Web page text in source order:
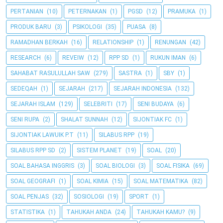
PERTANIAN (10) PETERNAKAN (1) PGSD (12) PRAMUKA (1)
PRODUK BARU (3) PSIKOLOGI (35) PUASA (8)
RAMADHAN BERKAH (16) RELATIONSHIP (1) RENUNGAN (42)
RESEARCH (6) REVEIW (12) RPP SD (1) RUKUN IMAN (6)
SAHABAT RASULULLAH SAW (279) SASTRA (1) SBY (1)
SEDEQAH (1) SEJARAH (217) SEJARAH INDONESIA (132)
SEJARAH ISLAM (129) SELEBRITI (17) SENI BUDAYA (6)
SENI RUPA (2) SHALAT SUNNAH (12) SIJONTIAK FC (1)
SIJONTIAK LAWUIK P.T (11) SILABUS RPP (19)
SILABUS RPP SD (2) SISTEM PLANET (19) SOAL (20)
SOAL BAHASA INGGRIS (3) SOAL BIOLOGI (3) SOAL FISIKA (69)
SOAL GEOGRAFI (1) SOAL KIMIA (15) SOAL MATEMATIKA (82)
SOAL PENJAS (32) SOSIOLOGI (19) SPORT (1)
STATISTIKA (1) TAHUKAH ANDA (24) TAHUKAH KAMU? (9)